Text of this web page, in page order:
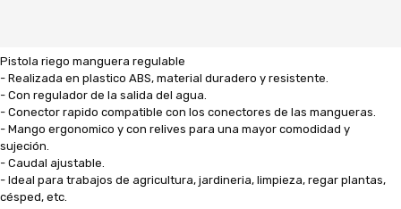
Pistola riego manguera regulable
- Realizada en plastico ABS, material duradero y resistente.
- Con regulador de la salida del agua.
- Conector rapido compatible con los conectores de las mangueras.
- Mango ergonomico y con relives para una mayor comodidad y
sujeción.
- Caudal ajustable.
- Ideal para trabajos de agricultura, jardineria, limpieza, regar plantas,
césped, etc.